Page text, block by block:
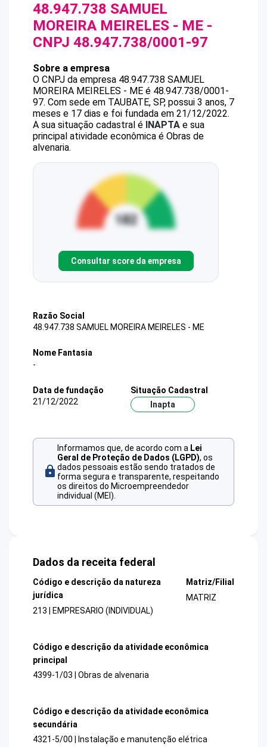
48.947.738 SAMUEL
MOREIRA MEIRELES - ME -
CNPJ 48.947.738/0001-97
Sobre a empresa
O CNPJ da empresa 48.947.738 SAMUEL
MOREIRA MEIRELES - ME é 48.947.738/0001-
97. Com sede em TAUBATE, SP, possui 3 anos, 7
meses e 17 dias e foi fundada em 21/12/2022.
A sua situação cadastral é INAPTA e sua
principal atividade econômica é Obras de
alvenaria.
Consultar score da empresa
Razão Social
48.947.738 SAMUEL MOREIRA MEIRELES - ME
Nome Fantasia
-
Data de fundação
21/12/2022
Situação Cadastral
Inapta
Informamos que, de acordo com a Lei
Geral de Proteção de Dados (LGPD), os
dados pessoais estão sendo tratados de
forma segura e transparente, respeitando
os direitos do Microempreendedor
individual (MEI).
Dados da receita federal
Código e descrição da natureza
jurídica
213 | EMPRESARIO (INDIVIDUAL)
Matriz/Filial
MATRIZ
Código e descrição da atividade econômica
principal
4399-1/03 | Obras de alvenaria
Código e descrição da atividade econômica
secundária
4321-5/00 | Instalação e manutenção elétrica